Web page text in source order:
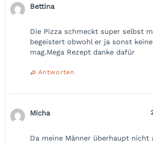
Bettina
Die Pizza schmeckt super selbst
begeistert obwohl er ja sonst
mag.Mega Rezept danke dafür
Antworten
Micha
Da meine Männer überhaupt nicht